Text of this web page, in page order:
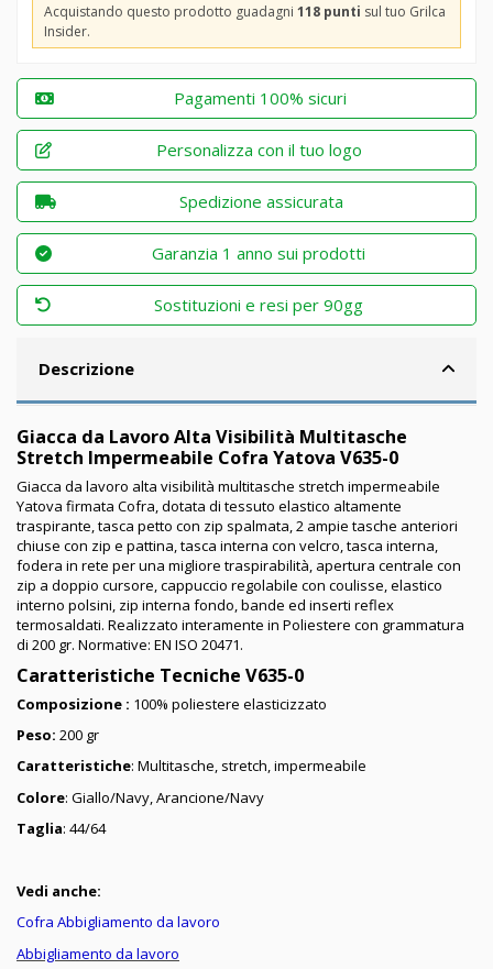
Acquistando questo prodotto guadagni 118 punti sul tuo Grilca
Insider.
Pagamenti 100% sicuri
Personalizza con il tuo logo
Spedizione assicurata
Garanzia 1 anno sui prodotti
Sostituzioni e resi per 90gg
Descrizione
Giacca da Lavoro Alta Visibilità Multitasche
Stretch Impermeabile Cofra Yatova V635-0
Giacca da lavoro alta visibilità multitasche stretch impermeabile
Yatova firmata Cofra, dotata di tessuto elastico altamente
traspirante, tasca petto con zip spalmata, 2 ampie tasche anteriori
chiuse con zip e pattina, tasca interna con velcro, tasca interna,
fodera in rete per una migliore traspirabilità, apertura centrale con
zip a doppio cursore, cappuccio regolabile con coulisse, elastico
interno polsini, zip interna fondo, bande ed inserti reflex
termosaldati. Realizzato interamente in Poliestere con grammatura
di 200 gr. Normative: EN ISO 20471.
Caratteristiche Tecniche V635-0
Composizione : 100% poliestere elasticizzato
Peso: 200 gr
Caratteristiche: Multitasche, stretch, impermeabile
Colore: Giallo/Navy, Arancione/Navy
Taglia: 44/64
Vedi anche:
Cofra Abbigliamento da lavoro
Abbigliamento da lavoro